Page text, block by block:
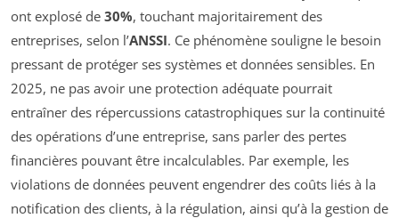
ont explosé de 30%, touchant majoritairement des
entreprises, selon l’ANSSI. Ce phénomène souligne le besoin
pressant de protéger ses systèmes et données sensibles. En
2025, ne pas avoir une protection adéquate pourrait
entraîner des répercussions catastrophiques sur la continuité
des opérations d’une entreprise, sans parler des pertes
financières pouvant être incalculables. Par exemple, les
violations de données peuvent engendrer des coûts liés à la
notification des clients, à la régulation, ainsi qu’à la gestion de